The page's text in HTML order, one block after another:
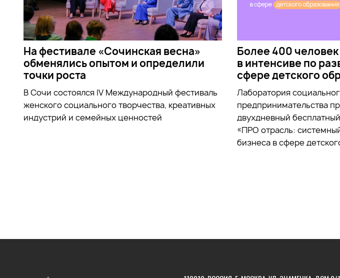
На фестивале «Сочинская весна»
обменялись опытом и определили
точки роста
В Сочи состоялся IV Международный фестиваль
женского социального творчества, креативных
индустрий и семейных ценностей
Более 400
в интенсиве по
сфере детского
Лаборатория
предпринимательства
двухдневный
«ПРО отрасль:
бизнеса в сфере